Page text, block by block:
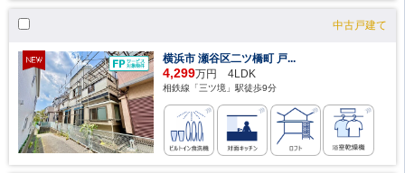
中古戸建て
横浜市 瀬谷区二ツ橋町 戸...
4,299万円 4LDK
相鉄線「三ツ境」駅徒歩9分